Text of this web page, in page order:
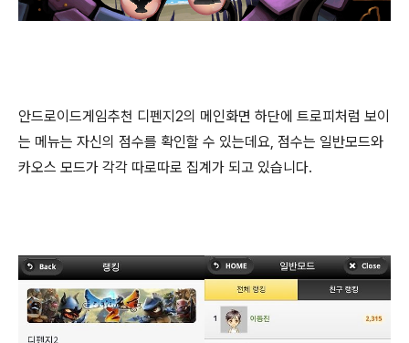
안드로이드게임추천 디펜지2의 메인화면 하단에 트로피처럼 보이
는 메뉴는 자신의 점수를 확인할 수 있는데요, 점수는 일반모드와
카오스 모드가 각각 따로따로 집계가 되고 있습니다.